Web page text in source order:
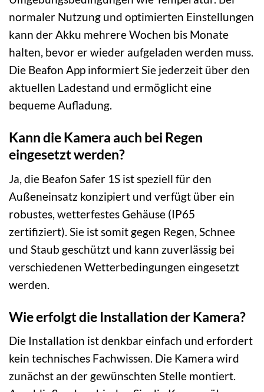
normaler Nutzung und optimierten Einstellungen
kann der Akku mehrere Wochen bis Monate
halten, bevor er wieder aufgeladen werden muss.
Die Beafon App informiert Sie jederzeit über den
aktuellen Ladestand und ermöglicht eine
bequeme Aufladung.
Kann die Kamera auch bei Regen
eingesetzt werden?
Ja, die Beafon Safer 1S ist speziell für den
Außeneinsatz konzipiert und verfügt über ein
robustes, wetterfestes Gehäuse (IP65
zertifiziert). Sie ist somit gegen Regen, Schnee
und Staub geschützt und kann zuverlässig bei
verschiedenen Wetterbedingungen eingesetzt
werden.
Wie erfolgt die Installation der Kamera?
Die Installation ist denkbar einfach und erfordert
kein technisches Fachwissen. Die Kamera wird
zunächst an der gewünschten Stelle montiert.